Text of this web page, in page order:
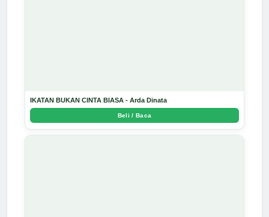
IKATAN BUKAN CINTA BIASA - Arda Dinata
Beli / Baca